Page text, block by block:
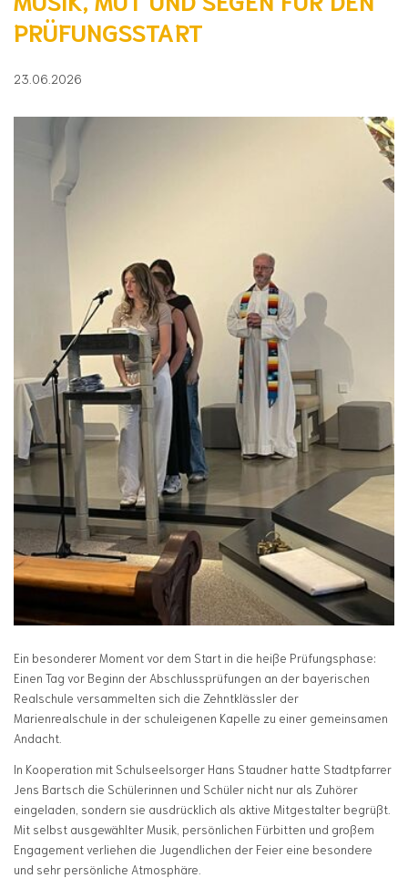
PRÜFUNGSSTART
23.06.2026
Ein besonderer Moment vor dem Start in die heiße Prüfungsphase:
Einen Tag vor Beginn der Abschlussprüfungen an der bayerischen
Realschule versammelten sich die Zehntklässler der
Marienrealschule in der schuleigenen Kapelle zu einer gemeinsamen
Andacht.
In Kooperation mit Schulseelsorger Hans Staudner hatte Stadtpfarrer
Jens Bartsch die Schülerinnen und Schüler nicht nur als Zuhörer
eingeladen, sondern sie ausdrücklich als aktive Mitgestalter begrüßt.
Mit selbst ausgewählter Musik, persönlichen Fürbitten und großem
Engagement verliehen die Jugendlichen der Feier eine besondere
und sehr persönliche Atmosphäre.